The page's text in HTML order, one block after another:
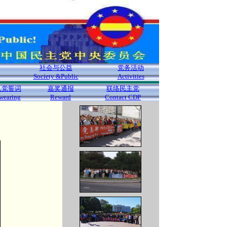
社会与公益
Society &Public
党务活动
Activities
党誓词
嘉奖通报
Reward
联络民主党
Contact CDP